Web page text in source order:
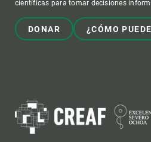
científicas para tomar decisiones
DONAR ¿CÓMO